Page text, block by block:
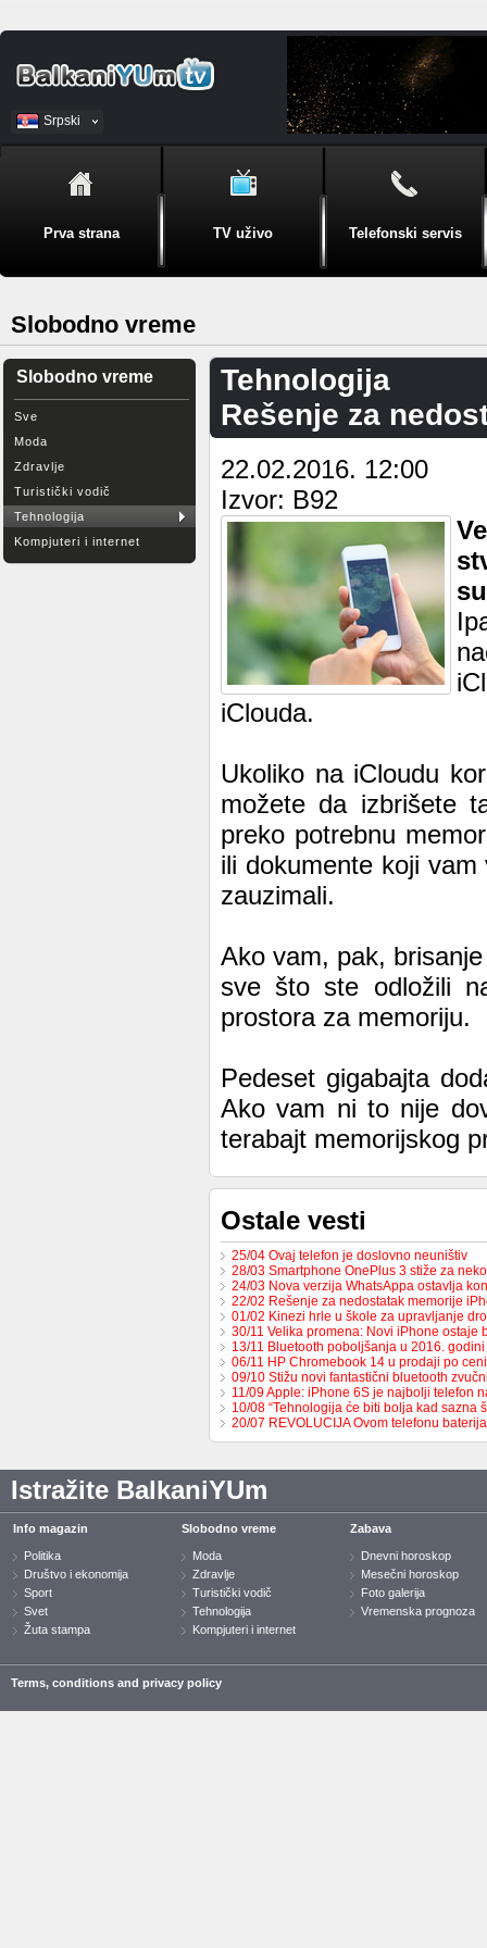
Srpski
BiH
Prva strana TV uživo Telefonski servis
Slobodno vreme
Slobodno vreme
Sve
Moda
Zdravlje
Turistički vodič
Tehnologija
Kompjuteri i internet
Tehnologija
Rešenje za
22.02.2016. 12:00
Izvor: B92
iClouda.
Ukoliko na iCloudu
možete da izbrišete
preko potrebnu
ili dokumente koji
zauzimali.
Ako vam, pak,
sve što ste odložili
prostora za memoriju.
Pedeset gigabajta
Ako vam ni to nije
terabajt memorijskog
Ostale vesti
25/04 Ovaj telefon je doslovno neuništiv
28/03 Smartphone OnePlus 3 stiže za
24/03 Nova verzija WhatsAppa ostavlja
22/02 Rešenje za nedostatak memorije
01/02 Kinezi hrle u škole za upravljanje
30/11 Velika promena: Novi iPhone ostaje
13/11 Bluetooth poboljšanja u 2016. godini
06/11 HP Chromebook 14 u prodaji po
09/10 Stižu novi fantastični bluetooth
11/09 Apple: iPhone 6S je najbolji telefon
10/08 “Tehnologija će biti bolja kad sazna
20/07 REVOLUCIJA Ovom telefonu
Istražite BalkaniYUm
Info magazin
Politika
Društvo i ekonomija
Sport
Svet
Žuta stampa
Slobodno vreme
Moda
Zdravlje
Turistički vodič
Tehnologija
Kompjuteri i internet
Zabava
Dnevni horoskop
Mesečni horoskop
Foto galerija
Vremenska prognoza
Terms, conditions and privacy policy